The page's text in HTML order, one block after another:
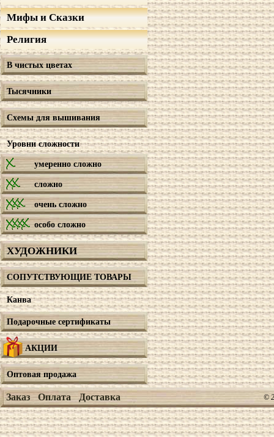
Мифы и Сказки
Религия
В чистых цветах
Тысячники
Схемы для вышивания
Уровни сложности
умеренно сложно
сложно
очень сложно
особо сложно
ХУДОЖНИКИ
СОПУТСТВУЮЩИЕ ТОВАРЫ
Канва
Подарочные сертификаты
АКЦИИ
Оптовая продажа
Заказ Оплата Доставка ©